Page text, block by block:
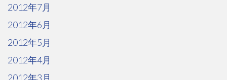
2012年7月
2012年6月
2012年5月
2012年4月
2012年3月